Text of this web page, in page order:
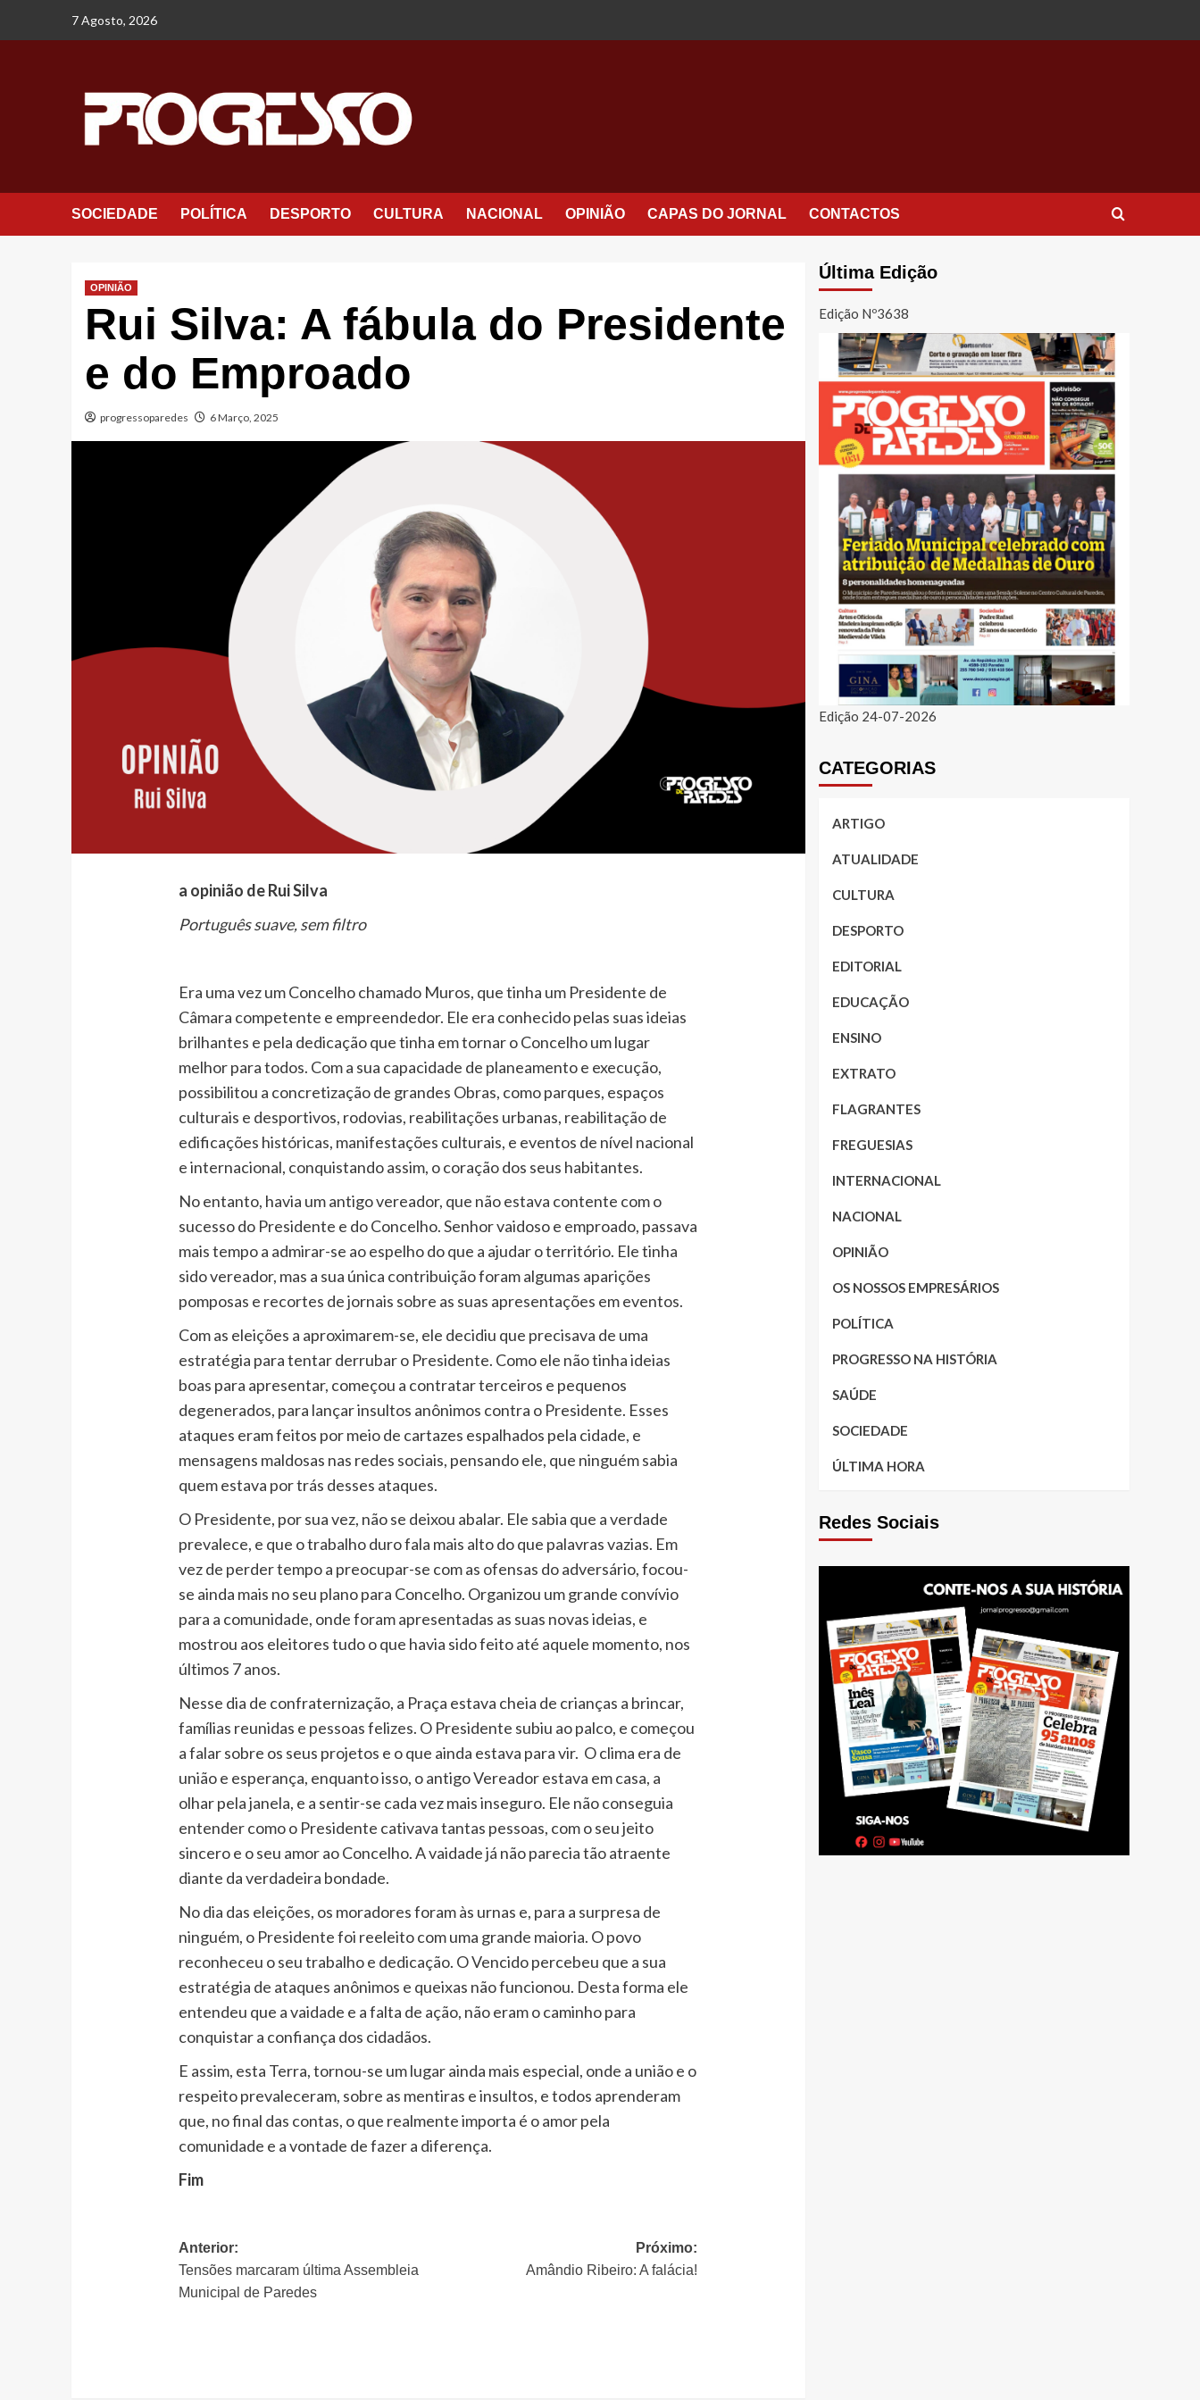
7 Agosto, 2026
SOCIEDADE POLÍTICA DESPORTO CULTURA NACIONAL OPINIÃO CAPAS DO JORNAL CONTACTOS
OPINIÃO
Rui Silva: A fábula do Presidente
e do Emproado
progressoparedes 6 Março, 2025
a opinião de Rui Silva
Português suave, sem filtro
Era uma vez um Concelho chamado Muros, que tinha um Presidente de
Câmara competente e empreendedor. Ele era conhecido pelas suas ideias
brilhantes e pela dedicação que tinha em tornar o Concelho um lugar
melhor para todos. Com a sua capacidade de planeamento e execução,
possibilitou a concretização de grandes Obras, como parques, espaços
culturais e desportivos, rodovias, reabilitações urbanas, reabilitação de
edificações históricas, manifestações culturais, e eventos de nível nacional
e internacional, conquistando assim, o coração dos seus habitantes.
No entanto, havia um antigo vereador, que não estava contente com o
sucesso do Presidente e do Concelho. Senhor vaidoso e emproado, passava
mais tempo a admirar-se ao espelho do que a ajudar o território. Ele tinha
sido vereador, mas a sua única contribuição foram algumas aparições
pomposas e recortes de jornais sobre as suas apresentações em eventos.
Com as eleições a aproximarem-se, ele decidiu que precisava de uma
estratégia para tentar derrubar o Presidente. Como ele não tinha ideias
boas para apresentar, começou a contratar terceiros e pequenos
degenerados, para lançar insultos anônimos contra o Presidente. Esses
ataques eram feitos por meio de cartazes espalhados pela cidade, e
mensagens maldosas nas redes sociais, pensando ele, que ninguém sabia
quem estava por trás desses ataques.
O Presidente, por sua vez, não se deixou abalar. Ele sabia que a verdade
prevalece, e que o trabalho duro fala mais alto do que palavras vazias. Em
vez de perder tempo a preocupar-se com as ofensas do adversário, focou-
se ainda mais no seu plano para Concelho. Organizou um grande convívio
para a comunidade, onde foram apresentadas as suas novas ideias, e
mostrou aos eleitores tudo o que havia sido feito até aquele momento, nos
últimos 7 anos.
Nesse dia de confraternização, a Praça estava cheia de crianças a brincar,
famílias reunidas e pessoas felizes. O Presidente subiu ao palco, e começou
a falar sobre os seus projetos e o que ainda estava para vir. O clima era de
união e esperança, enquanto isso, o antigo Vereador estava em casa, a
olhar pela janela, e a sentir-se cada vez mais inseguro. Ele não conseguia
entender como o Presidente cativava tantas pessoas, com o seu jeito
sincero e o seu amor ao Concelho. A vaidade já não parecia tão atraente
diante da verdadeira bondade.
No dia das eleições, os moradores foram às urnas e, para a surpresa de
ninguém, o Presidente foi reeleito com uma grande maioria. O povo
reconheceu o seu trabalho e dedicação. O Vencido percebeu que a sua
estratégia de ataques anônimos e queixas não funcionou. Desta forma ele
entendeu que a vaidade e a falta de ação, não eram o caminho para
conquistar a confiança dos cidadãos.
E assim, esta Terra, tornou-se um lugar ainda mais especial, onde a união e o
respeito prevaleceram, sobre as mentiras e insultos, e todos aprenderam
que, no final das contas, o que realmente importa é o amor pela
comunidade e a vontade de fazer a diferença.
Fim
Navegação
de
artigos
Anterior:
Tensões marcaram última Assembleia
Municipal de Paredes
Próximo:
Amândio Ribeiro: A falácia!
Última Edição
Edição Nº3638
Edição 24-07-2026
CATEGORIAS
ARTIGO
ATUALIDADE
CULTURA
DESPORTO
EDITORIAL
EDUCAÇÃO
ENSINO
EXTRATO
FLAGRANTES
FREGUESIAS
INTERNACIONAL
NACIONAL
OPINIÃO
OS NOSSOS EMPRESÁRIOS
POLÍTICA
PROGRESSO NA HISTÓRIA
SAÚDE
SOCIEDADE
ÚLTIMA HORA
Redes Sociais